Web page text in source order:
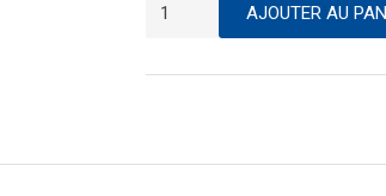
AJOUTER AU